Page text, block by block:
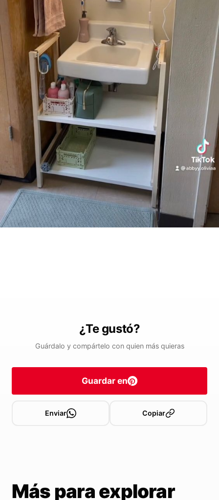
¿Te gustó?
Guárdalo y compártelo con quien más quieras
Guardar en
Enviar Copiar
Más para explorar